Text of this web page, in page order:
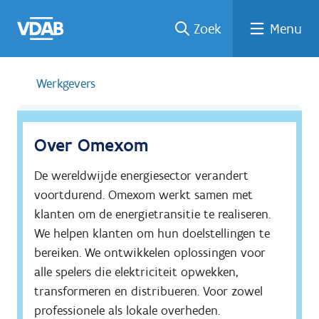
naar
een
een
job
mij?
naar
Zoek Menu
Werkgevers
Over Omexom
De wereldwijde energiesector verandert
voortdurend. Omexom werkt samen met
klanten om de energietransitie te realiseren.
We helpen klanten om hun doelstellingen te
bereiken. We ontwikkelen oplossingen voor
alle spelers die elektriciteit opwekken,
transformeren en distribueren. Voor zowel
professionele als lokale overheden.